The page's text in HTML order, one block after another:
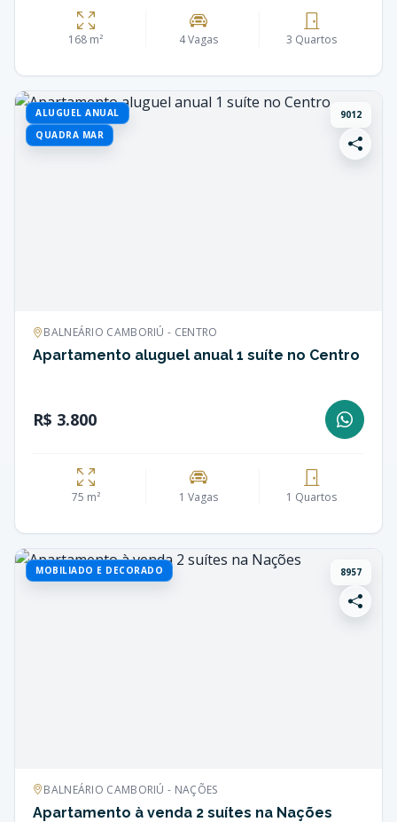
168 m² 4 Vagas 3 Quartos
ALUGUEL ANUAL
QUADRA MAR
9012
BALNEÁRIO CAMBORIÚ - CENTRO
Apartamento aluguel anual 1 suíte no Centro
R$ 3.800
75 m² 1 Vagas 1 Quartos
MOBILIADO E DECORADO 8957
BALNEÁRIO CAMBORIÚ - NAÇÕES
Apartamento à venda 2 suítes na Nações